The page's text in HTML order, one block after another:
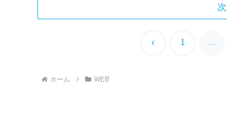
前 1 …
ホーム WEB